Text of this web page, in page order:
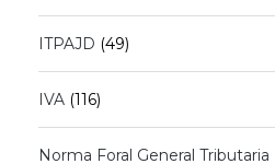
ITPAJD (49)
IVA (116)
Norma Foral General Tributaria